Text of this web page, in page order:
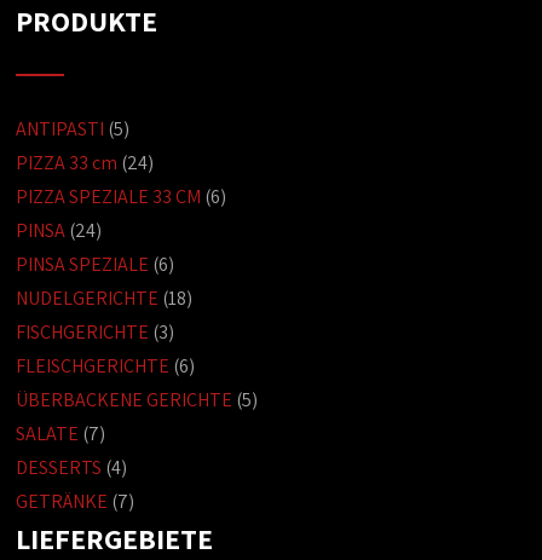
PRODUKTE
ANTIPASTI (5)
PIZZA 33 cm (24)
PIZZA SPEZIALE 33 CM (6)
PINSA(24)
PINSA SPEZIALE (6)
NUDELGERICHTE (18)
FISCHGERICHTE (3)
FLEISCHGERICHTE (6)
ÜBERBACKENE GERICHTE (5)
SALATE (7)
DESSERTS (4)
GETRÄNKE (7)
LIEFERGEBIETE